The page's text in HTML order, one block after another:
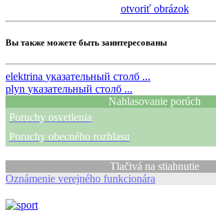
otvoriť obrázok
Вы также можете быть заинтересованы
elektrina указательный столб ...
plyn указательный столб ...
Nahlasovanie porúch
Poruchy osvetlenia
Poruchy obecného rozhlasu
Tlačivá na stiahnutie
Oznámenie verejného funkcionára